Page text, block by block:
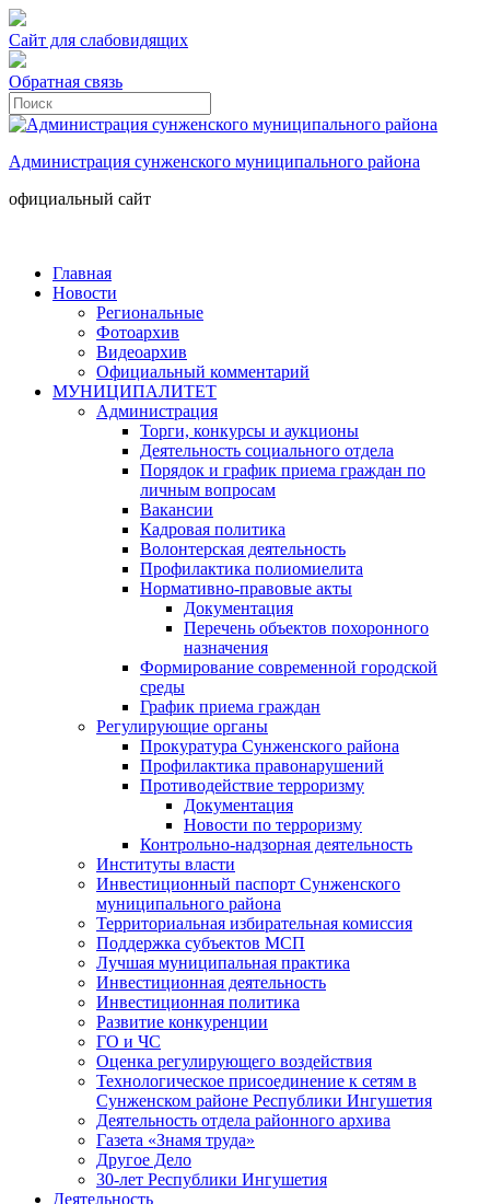
Сайт для слабовидящих
Обратная связь
Администрация сунженского муниципального района
официальный сайт
Главная
Новости
Региональные
Фотоархив
Видеоархив
Официальный комментарий
МУНИЦИПАЛИТЕТ
Администрация
Торги, конкурсы и аукционы
Деятельность социального отдела
Порядок и график приема граждан по
личным вопросам
Вакансии
Кадровая политика
Волонтерская деятельность
Профилактика полиомиелита
Нормативно-правовые акты
Документация
Перечень объектов похоронного
назначения
Формирование современной городской
среды
График приема граждан
Регулирующие органы
Прокуратура Сунженского района
Профилактика правонарушений
Противодействие терроризму
Документация
Новости по терроризму
Контрольно-надзорная деятельность
Институты власти
Инвестиционный паспорт Сунженского
муниципального района
Территориальная избирательная комиссия
Поддержка субъектов МСП
Лучшая муниципальная практика
Инвестиционная деятельность
Инвестиционная политика
Развитие конкуренции
ГО и ЧС
Оценка регулирующего воздействия
Технологическое присоединение к сетям в
Сунженском районе Республики Ингушетия
Деятельность отдела районного архива
Газета «Знамя труда»
Другое Дело
30-лет Республики Ингушетия
Деятельность